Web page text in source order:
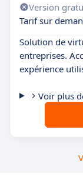
Version
Tarif sur
Solution de
entreprises.
expérience
Voir plus